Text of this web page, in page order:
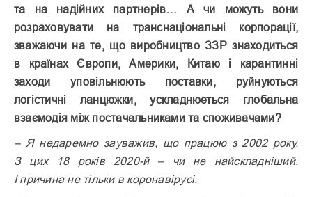
та на надійних партнерів… А чи можуть вони
розраховувати на транснаціональні корпорації,
зважаючи на те, що виробництво ЗЗР знаходиться
в країнах Європи, Америки, Китаю і карантинні
заходи уповільнюють поставки, руйнуються
логістичні ланцюжки, ускладнюеться глобальна
взаємодія між постачальниками та споживачами?
– Я недаремно зауважив, що працюю з 2002 року.
З цих 18 років 2020-й – чи не найскладніший.
І причина не тільки в коронавірусі.